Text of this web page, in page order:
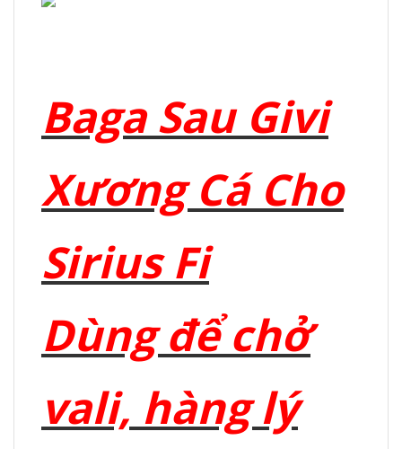
Baga Sau Givi
Xương Cá Cho
Sirius Fi
Dùng để chở
vali, hàng lý